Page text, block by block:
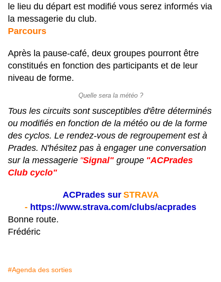
le lieu du départ est modifié vous serez informés via
la messagerie du club.
Parcours
Après la pause-café, deux groupes pourront être
constitués en fonction des participants et de leur
niveau de forme.
Quelle sera la météo ?
Tous les circuits sont susceptibles d'être déterminés
ou modifiés en fonction de la météo ou de la forme
des cyclos. Le rendez-vous de regroupement est à
Prades. N'hésitez pas à engager une conversation
sur la messagerie "Signal" groupe "ACPrades
Club cyclo"
ACPrades sur STRAVA
- https://www.strava.com/clubs/acprades
Bonne route.
Frédéric
#Agenda des sorties